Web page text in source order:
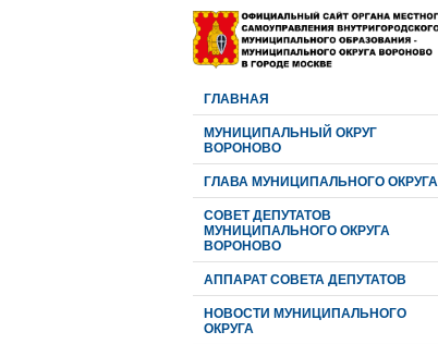
ГЛАВНАЯ
МУНИЦИПАЛЬНЫЙ ОКРУГ
ВОРОНОВО
ГЛАВА МУНИЦИПАЛЬНОГО ОКРУГА
CОВЕТ ДЕПУТАТОВ
МУНИЦИПАЛЬНОГО ОКРУГА
ВОРОНОВО
АППАРАТ СОВЕТА ДЕПУТАТОВ
НОВОСТИ МУНИЦИПАЛЬНОГО
ОКРУГА